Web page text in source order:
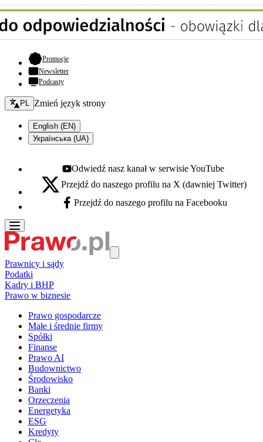
Promocje- otwiera się w nowej karcie
Newsletter
Podcasty
Zmień język - bieżący:
PL Zmień język strony
English (EN)
Українська (UA)
Youtube - otwiera się w nowej karcie
Odwiedź nasz kanał w serwisie YouTube
X - otwiera się w nowej karcie
Przejdź do naszego profilu na X (dawniej Twitter)
Facebook - otwiera się w nowej karcie
Przejdź do naszego profilu na Facebooku
Prawnicy i sądy
Podatki
Kadry i BHP
Prawo w biznesie
Prawo gospodarcze
Małe i średnie firmy
Spółki
Finanse
Prawo AI
Budownictwo
Środowisko
Banki
Orzeczenia
Energetyka
ESG
Kredyty